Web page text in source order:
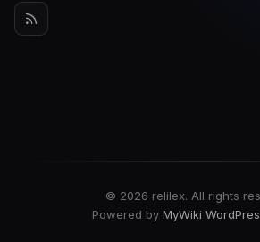
© 2026 relilex. All rights
Powered by MyWiki